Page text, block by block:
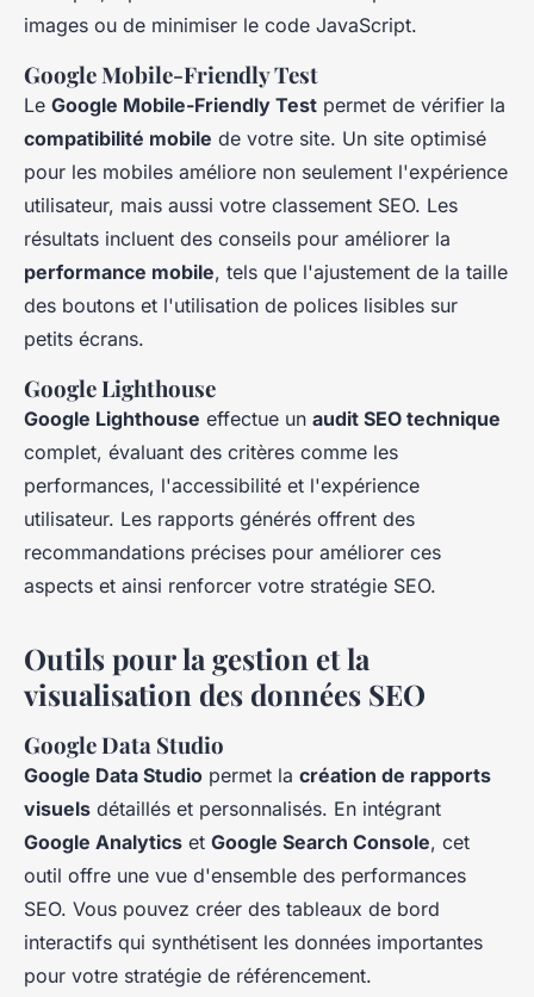
images ou de minimiser le code JavaScript.
Google Mobile-Friendly Test
Le Google Mobile-Friendly Test permet de vérifier la
compatibilité mobile de votre site. Un site optimisé
pour les mobiles améliore non seulement l'expérience
utilisateur, mais aussi votre classement SEO. Les
résultats incluent des conseils pour améliorer la
performance mobile, tels que l'ajustement de la taille
des boutons et l'utilisation de polices lisibles sur
petits écrans.
Google Lighthouse
Google Lighthouse effectue un audit SEO technique
complet, évaluant des critères comme les
performances, l'accessibilité et l'expérience
utilisateur. Les rapports générés offrent des
recommandations précises pour améliorer ces
aspects et ainsi renforcer votre stratégie SEO.
Outils pour la gestion et la
visualisation des données SEO
Google Data Studio
Google Data Studio permet la création de rapports
visuels détaillés et personnalisés. En intégrant
Google Analytics et Google Search Console, cet
outil offre une vue d'ensemble des performances
SEO. Vous pouvez créer des tableaux de bord
interactifs qui synthétisent les données importantes
pour votre stratégie de référencement.